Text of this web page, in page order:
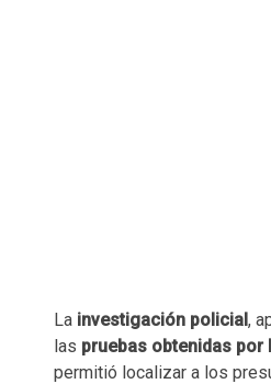
La investigación policial,
las pruebas obtenidas por
permitió localizar a los